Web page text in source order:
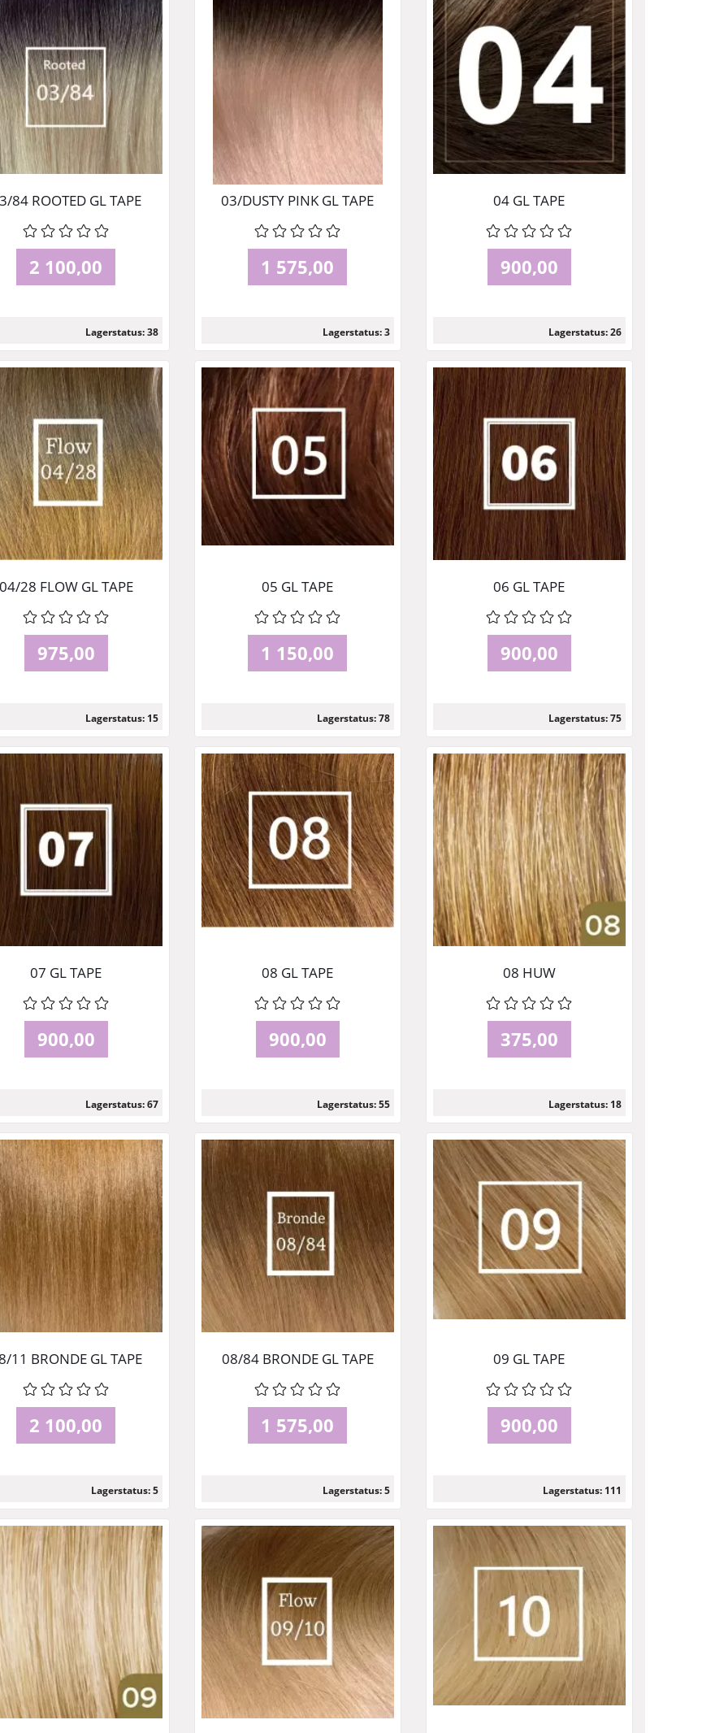
84 ROOTED GL TAPE
2 100,00
Lagerstatus: 38
Läs mer
03/DUSTY PINK GL TAPE
1 575,00
Lagerstatus: 3
Läs mer
04 GL TAPE
900,00
Lagerstatus: 26
Läs mer
28 FLOW GL TAPE
975,00
Lagerstatus: 15
Läs mer
05 GL TAPE
1 150,00
Lagerstatus: 78
Läs mer
06 GL TAPE
900,00
Lagerstatus: 75
Läs mer
07 GL TAPE
900,00
Lagerstatus: 67
Läs mer
08 GL TAPE
900,00
Lagerstatus: 55
Läs mer
08 HUW
375,00
Lagerstatus: 18
Läs mer
11 BRONDE GL TAPE
2 100,00
Lagerstatus: 5
Läs mer
08/84 BRONDE GL TAPE
1 575,00
Lagerstatus: 5
Läs mer
09 GL TAPE
900,00
Lagerstatus: 111
Läs mer